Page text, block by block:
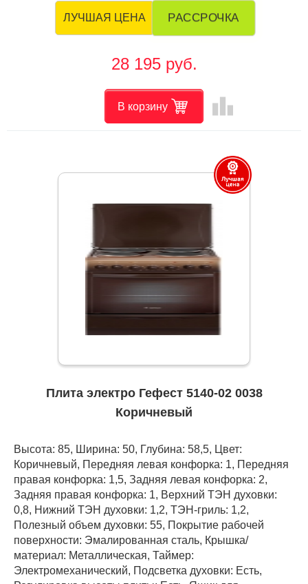
ЛУЧШАЯ ЦЕНА РАССРОЧКА
28 195 руб.
В корзину leaderboard
Плита электро Гефест 5140-02 0038
Коричневый
Высота: 85, Ширина: 50, Глубина: 58,5, Цвет:
Коричневый, Передняя левая конфорка: 1, Передняя
правая конфорка: 1,5, Задняя левая конфорка: 2,
Задняя правая конфорка: 1, Верхний ТЭН духовки:
0,8, Нижний ТЭН духовки: 1,2, ТЭН-гриль: 1,2,
Полезный объем духовки: 55, Покрытие рабочей
поверхности: Эмалированная сталь, Крышка/
материал: Металлическая, Таймер:
Электромеханический, Подсветка духовки: Есть,